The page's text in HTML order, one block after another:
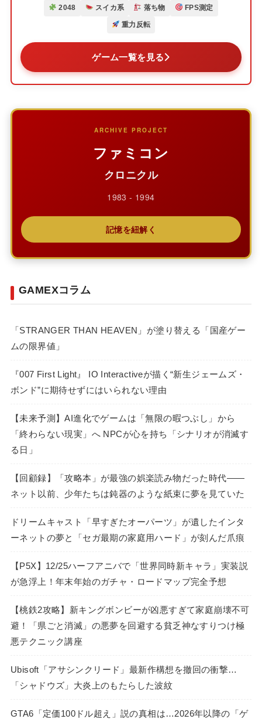
2048 スイカ系 落ち物 FPS測定
重力反転
ゲーム一覧を見る
ARCHIVE PROJECT
ファミコン
クロニクル
1983 - 1994
記憶を紐解く
GAMEXコラム
「STRANGER THAN HEAVEN」が塗り替える「国産ゲー
ムの限界値」
『007 First Light』 IO Interactiveが描く“新生ジェームズ・
ボンド”に期待せずにはいられない理由
【未来予測】AI進化でゲームは「無限の暇つぶし」から
「終わらない現実」へ NPCが心を持ち「シナリオが消滅す
る日」
【回顧録】「攻略本」が最強の娯楽読み物だった時代――
ネット以前、少年たちは鈍器のような紙束に夢を見ていた
ドリームキャスト「早すぎたオーパーツ」が遺したインタ
ーネットの夢と「セガ最期の家庭用ハード」が刻んだ爪痕
【P5X】12/25ハーフアニバで「世界同時新キャラ」実装説
が急浮上！年末年始のガチャ・ロードマップ完全予想
【桃鉄2攻略】新キングボンビーが凶悪すぎて家庭崩壊不可
避！「県ごと消滅」の悪夢を回避する貧乏神なすりつけ極
悪テクニック講座
Ubisoft「アサシンクリード」最新作構想を撤回の衝撃…
「シャドウズ」大炎上のもたらした波紋
GTA6「定価100ドル超え」説の真相は…2026年以降の「ゲ